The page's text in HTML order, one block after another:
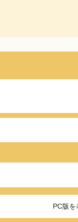
PC版を